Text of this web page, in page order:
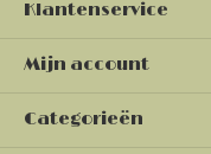
Klantenservice
Mijn account
Categorieën